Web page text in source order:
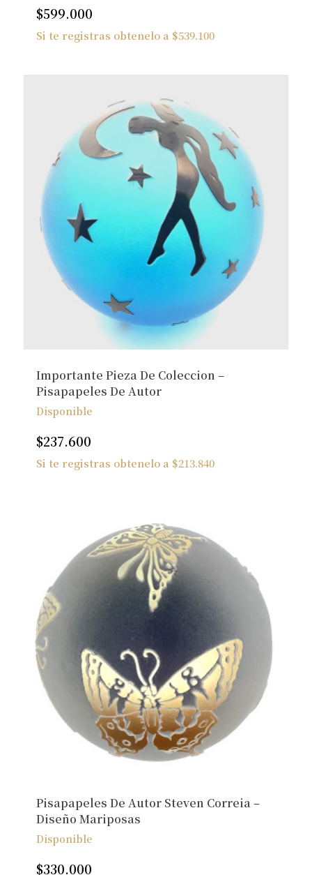
$599.000
Si te registras obtenelo a $539.100
Importante Pieza De Coleccion –
Pisapapeles De Autor
Disponible
$237.600
Si te registras obtenelo a $213.840
Pisapapeles De Autor Steven Correia –
Diseño Mariposas
Disponible
$330.000